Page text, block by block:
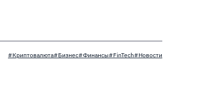
#Криптовалюта#Бизнес#Финансы#FinTech#Новости